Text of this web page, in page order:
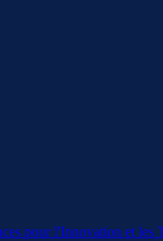
pour l'Innovation et les